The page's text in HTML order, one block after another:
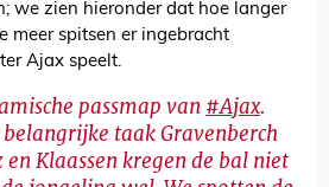
we zien hieronder dat hoe langer
meer spitsen er ingebracht
Ajax speelt.
passmap van #Ajax.
taak Gravenberch
Klaassen kregen de bal niet